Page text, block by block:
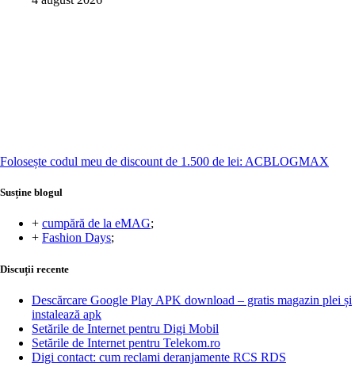
Folosește codul meu de discount de 1.500 de lei: ACBLOGMAX
Susține blogul
+ cumpără de la eMAG;
+ Fashion Days;
Discuții recente
Descărcare Google Play APK download – gratis magazin plei și
instalează apk
Setările de Internet pentru Digi Mobil
Setările de Internet pentru Telekom.ro
Digi contact: cum reclami deranjamente RCS RDS